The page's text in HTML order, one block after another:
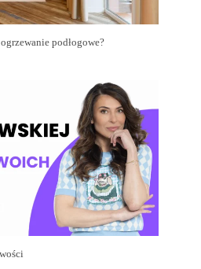
podłogowe?